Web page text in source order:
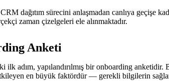
dağıtım sürecini anlaşmadan canlıya geçişe
zaman çizelgeleri ele alınmaktadır.
Anketi
ilk adım, yapılandırılmış bir onboarding
etkileyen en büyük faktördür — gerekli bilgilerin